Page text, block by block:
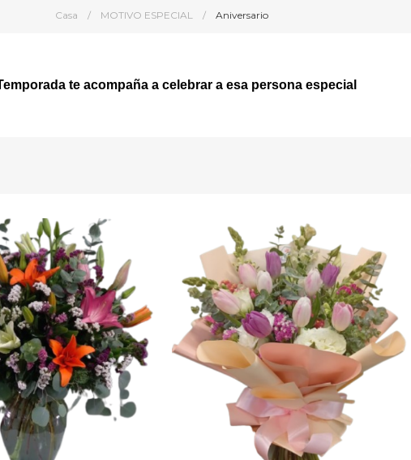
Casa / MOTIVO ESPECIAL / Aniversario
te acompaña a celebrar a esa persona especial